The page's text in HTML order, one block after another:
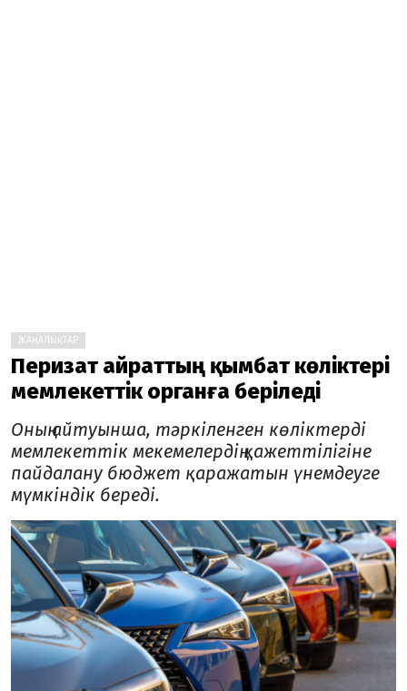
ЖАҢАЛЫҚТАР
Перизат Қайраттың қымбат көліктері
мемлекеттік органға беріледі
Оның айтуынша, тәркіленген көліктерді
мемлекеттік мекемелердің қажеттілігіне
пайдалану бюджет қаражатын үнемдеуге
мүмкіндік береді.